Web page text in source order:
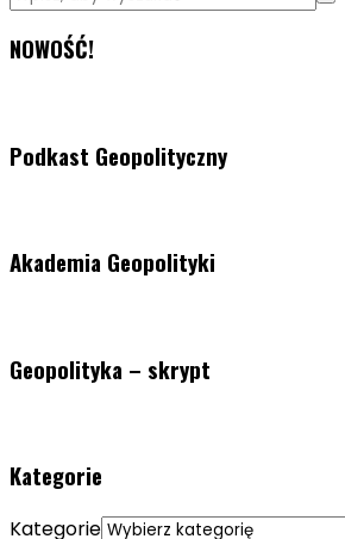
NOWOŚĆ!
Podkast Geopolityczny
Akademia Geopolityki
Geopolityka – skrypt
Kategorie
Kategorie